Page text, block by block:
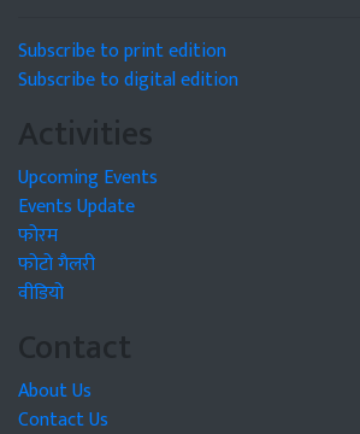
Subscribe to print edition
Subscribe to digital edition
Activities
Upcoming Events
Events Update
फोरम
फोटो गैलरी
वीडियो
Contact
About Us
Contact Us